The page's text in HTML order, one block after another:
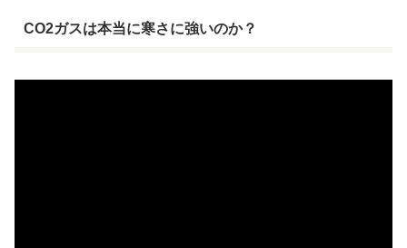
CO2ガスは本当に寒さに強いのか？